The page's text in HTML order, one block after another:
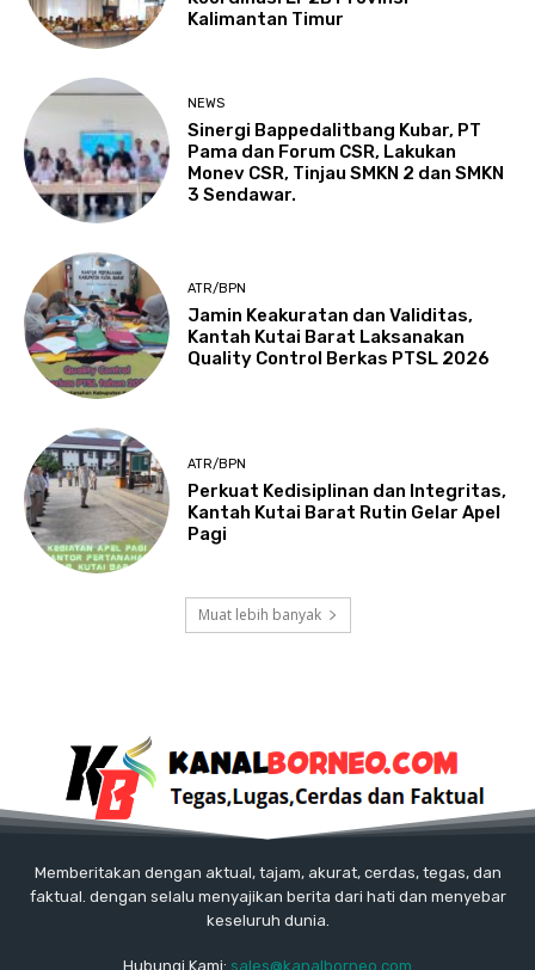
Kalimantan Timur
NEWS
Sinergi Bappedalitbang Kubar, PT
Pama dan Forum CSR, Lakukan
Monev CSR, Tinjau SMKN 2 dan SMKN
3 Sendawar.
ATR/BPN
Jamin Keakuratan dan Validitas,
Kantah Kutai Barat Laksanakan
Quality Control Berkas PTSL 2026
ATR/BPN
Perkuat Kedisiplinan dan Integritas,
Kantah Kutai Barat Rutin Gelar Apel
Pagi
Muat lebih banyak
Memberitakan dengan aktual, tajam, akurat, cerdas, tegas, dan
faktual. dengan selalu menyajikan berita dari hati dan menyebar
keseluruh dunia.
Hubungi Kami: sales@kanalborneo.com